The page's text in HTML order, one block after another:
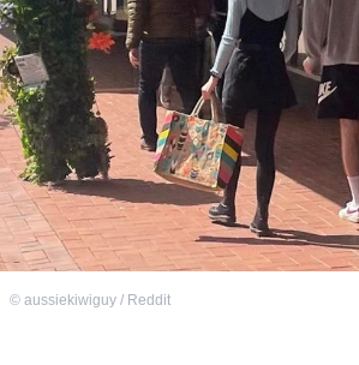
© aussiekiwiguy / Reddit